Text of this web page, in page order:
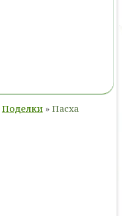
Поделки » Пасха